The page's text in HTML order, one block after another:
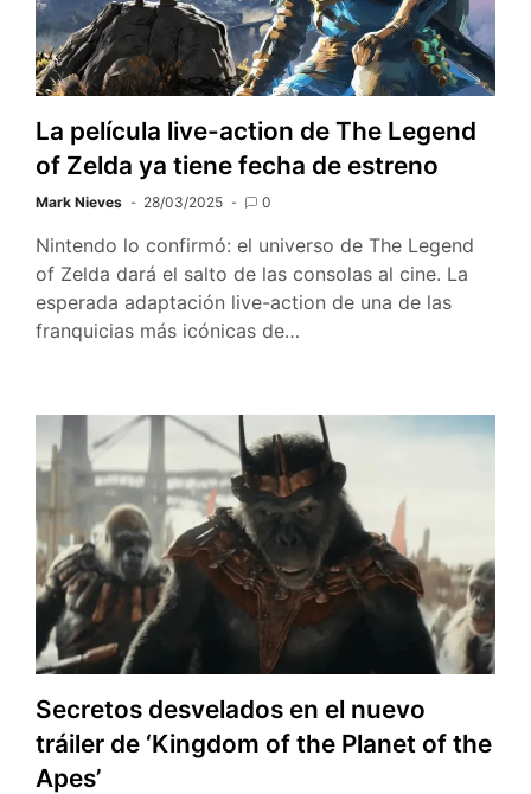
La película live-action de The Legend
of Zelda ya tiene fecha de estreno
Mark Nieves 28/03/2025 0
Nintendo lo confirmó: el universo de The Legend
of Zelda dará el salto de las consolas al cine. La
esperada adaptación live-action de una de las
franquicias más icónicas de…
Secretos desvelados en el nuevo
tráiler de ‘Kingdom of the Planet of the
Apes’